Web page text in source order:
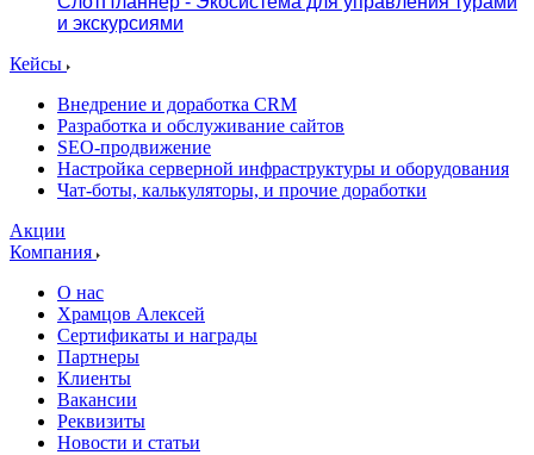
и экскурсиями
Кейсы
Внедрение и доработка CRM
Разработка и обслуживание сайтов
SEO-продвижение
Настройка серверной инфраструктуры и оборудования
Чат-боты, калькуляторы, и прочие доработки
Акции
Компания
О нас
Храмцов Алексей
Сертификаты и награды
Партнеры
Клиенты
Вакансии
Реквизиты
Новости и статьи